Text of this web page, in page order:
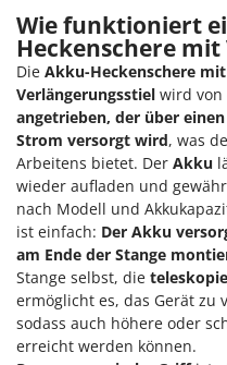
Wie funktioniert
Heckenschere
Die Akku-Heckenschere
Verlängerungsstiel wird von
angetrieben, der über
Strom versorgt wird, was
Arbeitens bietet. Der Akku
wieder aufladen und
nach Modell und
ist einfach: Der Akku
am Ende der Stange
Stange selbst, die
ermöglicht es, das Gerät zu
sodass auch höhere oder
erreicht werden können.